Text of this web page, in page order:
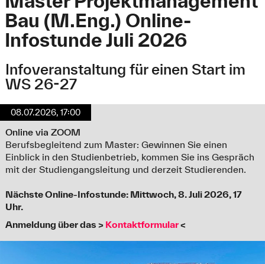
Bau (M.Eng.) Online-
Infostunde Juli 2026
Infoveranstaltung für einen Start im
WS 26-27
08.07.2026, 17:00
Online via ZOOM
Berufsbegleitend zum Master: Gewinnen Sie einen
Einblick in den Studienbetrieb, kommen Sie ins Gespräch
mit der Studiengangsleitung und derzeit Studierenden.
Nächste Online-Infostunde: Mittwoch, 8. Juli 2026, 17
Uhr.
Anmeldung über das > Kontaktformular<